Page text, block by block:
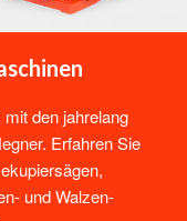
den jahrelang
Erfahren Sie
und Walzen-